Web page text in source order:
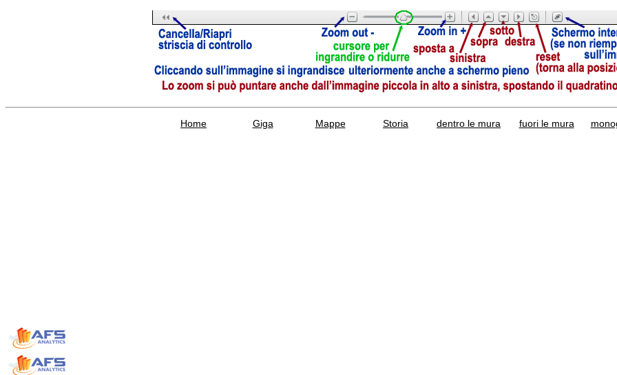
Home Giga Mappe Storia dentro le mura fuori le mura